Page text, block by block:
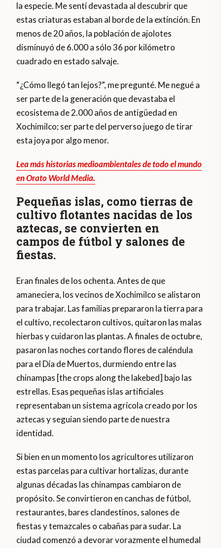
la especie. Me sentí devastada al descubrir que
estas criaturas estaban al borde de la extinción. En
menos de 20 años, la población de ajolotes
disminuyó de 6.000 a sólo 36 por kilómetro
cuadrado en estado salvaje.
“¿Cómo llegó tan lejos?”, me pregunté. Me negué a
ser parte de la generación que devastaba el
ecosistema de 2.000 años de antigüedad en
Xochimilco; ser parte del perverso juego de tirar
esta joya por algo menor.
Lea más historias medioambientales de todo el mundo
en Orato World Media.
Pequeñas islas, como tierras de
cultivo flotantes nacidas de los
aztecas, se convierten en
campos de fútbol y salones de
fiestas.
Eran finales de los ochenta. Antes de que
amaneciera, los vecinos de Xochimilco se alistaron
para trabajar. Las familias prepararon la tierra para
el cultivo, recolectaron cultivos, quitaron las malas
hierbas y cuidaron las plantas. A finales de octubre,
pasaron las noches cortando flores de caléndula
para el Día de Muertos, durmiendo entre las
chinampas [the crops along the lakebed] bajo las
estrellas. Esas pequeñas islas artificiales
representaban un sistema agrícola creado por los
aztecas y seguían siendo parte de nuestra
identidad.
Si bien en un momento los agricultores utilizaron
estas parcelas para cultivar hortalizas, durante
algunas décadas las chinampas cambiaron de
propósito. Se convirtieron en canchas de fútbol, ​​
restaurantes, bares clandestinos, salones de
fiestas y temazcales o cabañas para sudar. La
ciudad comenzó a devorar vorazmente el humedal